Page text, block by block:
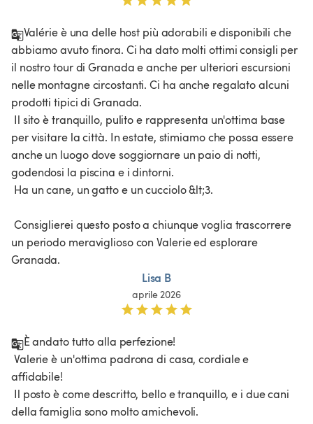
Valérie è una delle host più adorabili e disponibili che
abbiamo avuto finora. Ci ha dato molti ottimi consigli per
il nostro tour di Granada e anche per ulteriori escursioni
nelle montagne circostanti. Ci ha anche regalato alcuni
prodotti tipici di Granada.
per visitare la città. In estate, stimiamo che possa essere
anche un luogo dove soggiornare un paio di notti,
godendosi la piscina e i dintorni.
un periodo meraviglioso con Valerie ed esplorare
Granada.
Lisa B
aprile 2026
È andato tutto alla perfezione!
affidabile!
della famiglia sono molto amichevoli.